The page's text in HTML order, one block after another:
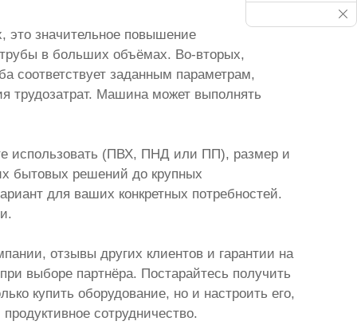
это значительное повышение
в больших объёмах. Во-вторых,
соответствует заданным параметрам,
трудозатрат. Машина может выполнять
использовать (ПВХ, ПНД или ПП), размер и
бытовых решений до крупных
для ваших конкретных потребностей.
отзывы других клиентов и гарантии на
выборе партнёра. Постарайтесь получить
купить оборудование, но и настроить его,
сотрудничество.